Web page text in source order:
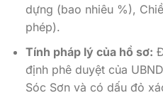
dựng (bao nhiêu %),
phép).
Tính pháp lý của hồ sơ:
định phê duyệt của
Sóc Sơn và có dấu đỏ